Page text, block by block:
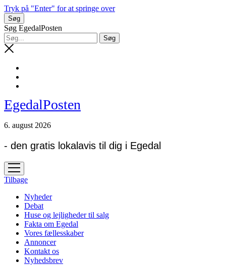
Tryk på "Enter" for at springe over
Søg
Søg EgedalPosten
EgedalPosten
6. august 2026
- den gratis lokalavis til dig i Egedal
open
menu
Tilbage
Nyheder
Debat
Huse og lejligheder til salg
Fakta om Egedal
Vores fællesskaber
Annoncer
Kontakt os
Nyhedsbrev